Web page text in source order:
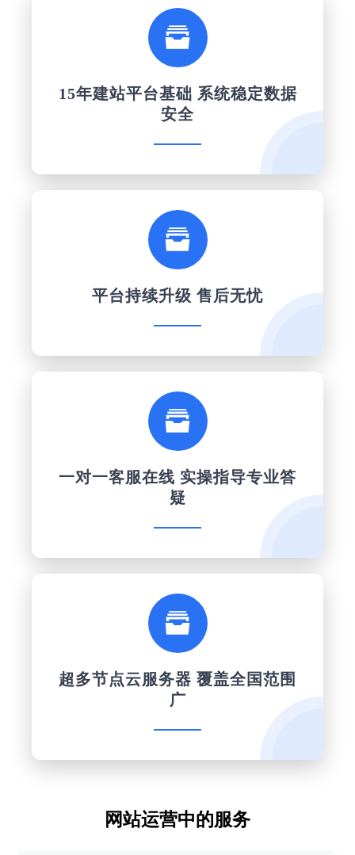

15年建站平台基础 系统稳定数据
安全

平台持续升级 售后无忧

一对一客服在线 实操指导专业答
疑

超多节点云服务器 覆盖全国范围
广
网站运营中的服务